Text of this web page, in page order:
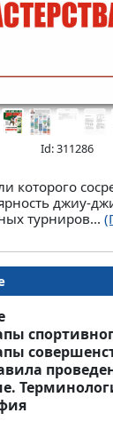
Id: 311286
которого
джиу-
турниров...